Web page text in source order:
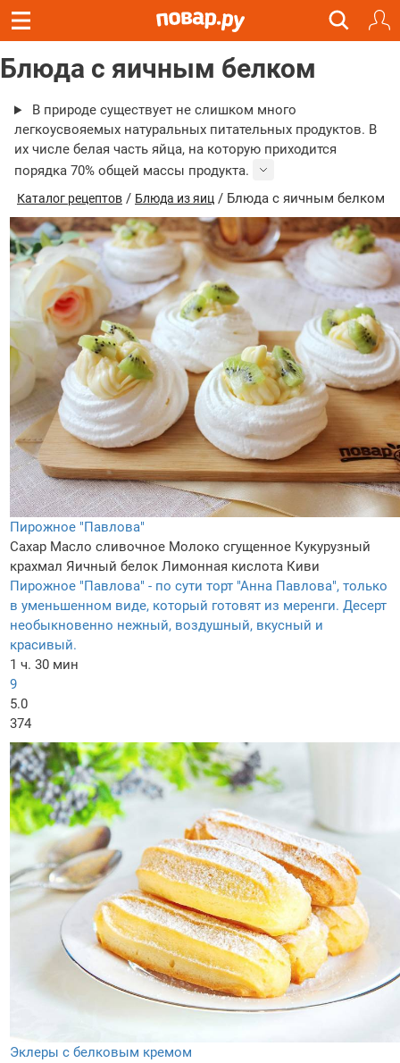
Блюда с яичным белком
В природе существует не слишком много
легкоусвояемых натуральных питательных продуктов. В
их числе белая часть яйца, на которую приходится
порядка 70% общей массы продукта.
Каталог рецептов / Блюда из яиц / Блюда с яичным белком
Пирожное "Павлова"
Сахар Масло сливочное Молоко сгущенное Кукурузный
крахмал Яичный белок Лимонная кислота Киви
Пирожное "Павлова" - по сути торт "Анна Павлова", только
в уменьшенном виде, который готовят из меренги. Десерт
необыкновенно нежный, воздушный, вкусный и
красивый.
1 ч. 30 мин
9
5.0
374
Эклеры с белковым кремом